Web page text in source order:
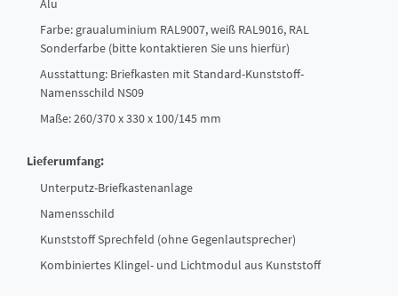
Alu
Farbe: graualuminium RAL9007, weiß RAL9016, RAL
Sonderfarbe (bitte kontaktieren Sie uns hierfür)
Ausstattung: Briefkasten mit Standard-Kunststoff-
Namensschild NS09
Maße: 260/370 x 330 x 100/145 mm
Lieferumfang:
Unterputz-Briefkastenanlage
Namensschild
Kunststoff Sprechfeld (ohne Gegenlautsprecher)
Kombiniertes Klingel- und Lichtmodul aus Kunststoff